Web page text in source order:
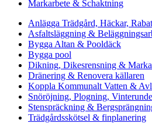
Markarbete & Schaktning
Anlägga Trädgård, Häckar,
Asfaltsläggning &
Bygga Altan & Pooldäck
Bygga pool
Dikning, Dikesrensning &
Dränering & Renovera källaren
Koppla Kommunalt Vatten &
Snöröjning, Plogning,
Stenspräckning &
Trädgårdsskötsel & finplanering